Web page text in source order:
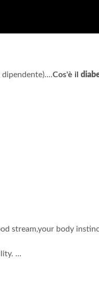
Cos'è il
stream,your body
...